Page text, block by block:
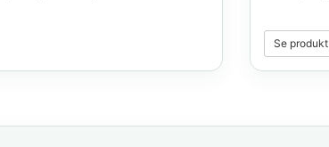
Se produkt